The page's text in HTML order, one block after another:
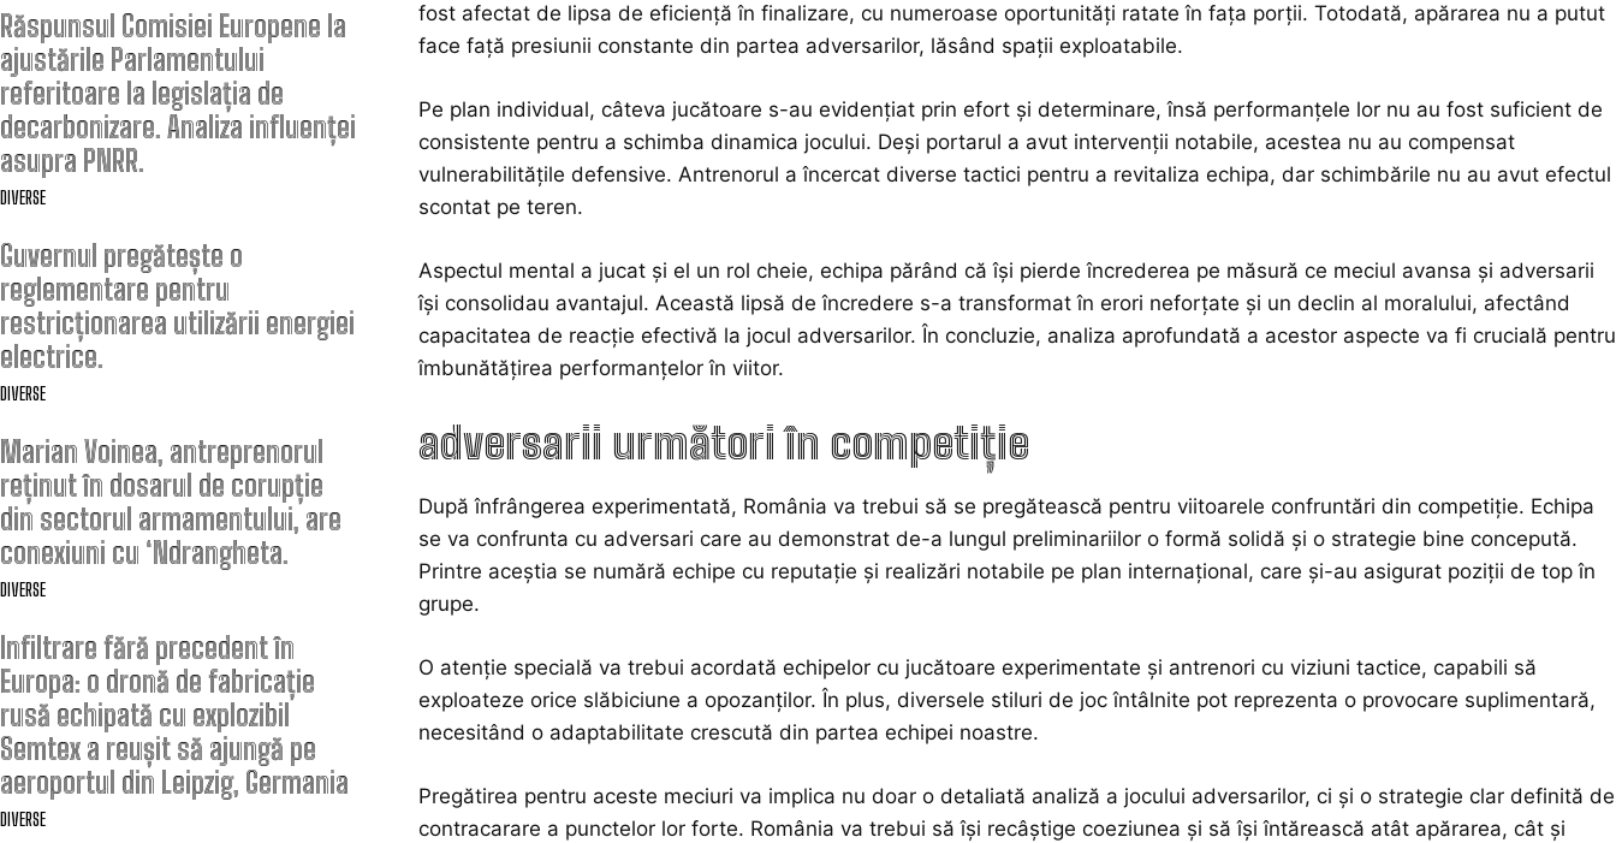
Răspunsul Comisiei Europene la
ajustările Parlamentului
referitoare la legislația de
decarbonizare. Analiza influenței
asupra PNRR.
DIVERSE
Guvernul pregătește o
reglementare pentru
restricționarea utilizării energiei
electrice.
DIVERSE
Marian Voinea, antreprenorul
reținut în dosarul de corupție
din sectorul armamentului, are
conexiuni cu ‘Ndrangheta.
DIVERSE
Infiltrare fără precedent în
Europa: o dronă de fabricație
rusă echipată cu explozibil
Semtex a reușit să ajungă pe
aeroportul din Leipzig, Germania
DIVERSE
fost afectat de lipsa de eficiență în finalizare, cu numeroase oportunități ratate în fața porții. Totodată, apărarea nu a putut
face față presiunii constante din partea adversarilor, lăsând spații exploatabile.
Pe plan individual, câteva jucătoare s-au evidențiat prin efort și determinare, însă performanțele lor nu au fost suficient de
consistente pentru a schimba dinamica jocului. Deși portarul a avut intervenții notabile, acestea nu au compensat
vulnerabilitățile defensive. Antrenorul a încercat diverse tactici pentru a revitaliza echipa, dar schimbările nu au avut efectul
scontat pe teren.
Aspectul mental a jucat și el un rol cheie, echipa părând că își pierde încrederea pe măsură ce meciul avansa și adversarii
își consolidau avantajul. Această lipsă de încredere s-a transformat în erori neforțate și un declin al moralului, afectând
capacitatea de reacție efectivă la jocul adversarilor. În concluzie, analiza aprofundată a acestor aspecte va fi crucială pentru
îmbunătățirea performanțelor în viitor.
adversarii următori în competiție
După înfrângerea experimentată, România va trebui să se pregătească pentru viitoarele confruntări din competiție. Echipa
se va confrunta cu adversari care au demonstrat de-a lungul preliminariilor o formă solidă și o strategie bine concepută.
Printre aceștia se numără echipe cu reputație și realizări notabile pe plan internațional, care și-au asigurat poziții de top în
grupe.
O atenție specială va trebui acordată echipelor cu jucătoare experimentate și antrenori cu viziuni tactice, capabili să
exploateze orice slăbiciune a opozanților. În plus, diversele stiluri de joc întâlnite pot reprezenta o provocare suplimentară,
necesitând o adaptabilitate crescută din partea echipei noastre.
Pregătirea pentru aceste meciuri va implica nu doar o detaliată analiză a jocului adversarilor, ci și o strategie clar definită de
contracarare a punctelor lor forte. România va trebui să își recâștige coeziunea și să își întărească atât apărarea, cât și